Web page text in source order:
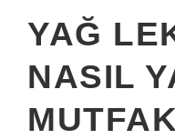
YAĞ
NASIL
MUTFAK